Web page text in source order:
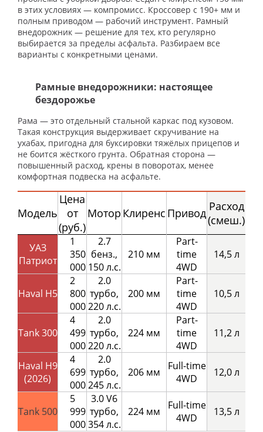
в этих условиях — компромисс. Кроссовер с 190+ мм и
полным приводом — рабочий инструмент. Рамный
внедорожник — решение для тех, кто регулярно
выбирается за пределы асфальта. Разбираем все
варианты с конкретными ценами.
Рамные внедорожники: настоящее
бездорожье
Рама — это отдельный стальной каркас под кузовом.
Такая конструкция выдерживает скручивание на
ухабах, пригодна для буксировки тяжёлых прицепов и
не боится жёсткого грунта. Обратная сторона —
повышенный расход, крены в поворотах, менее
комфортная подвеска на асфальте.
Модель
Цена
от
(руб.)
Мотор Клиренс Привод Расход
(смеш.)
УАЗ
Патриот
1
350
000
2.7
бенз.,
150 л.с.
210 мм
Part-
time
4WD
14,5 л
Haval H5
2
800
000
2.0
турбо,
220 л.с.
200 мм
Part-
time
4WD
10,5 л
Tank 300
4
499
000
2.0
турбо,
220 л.с.
224 мм
Part-
time
4WD
11,2 л
Haval H9
(2026)
4
699
000
2.0
турбо,
245 л.с.
206 мм
Full-time
4WD
12,0 л
Tank 500
5
999
000
3.0 V6
турбо,
354 л.с.
224 мм
Full-time
4WD
13,5 л